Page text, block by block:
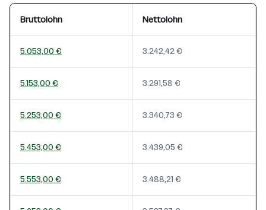
Bruttolohn Nettolohn
5.053,00 € 3.242,42 €
5.153,00 € 3.291,58 €
5.253,00 € 3.340,73 €
5.453,00 € 3.439,05 €
5.553,00 € 3.488,21 €